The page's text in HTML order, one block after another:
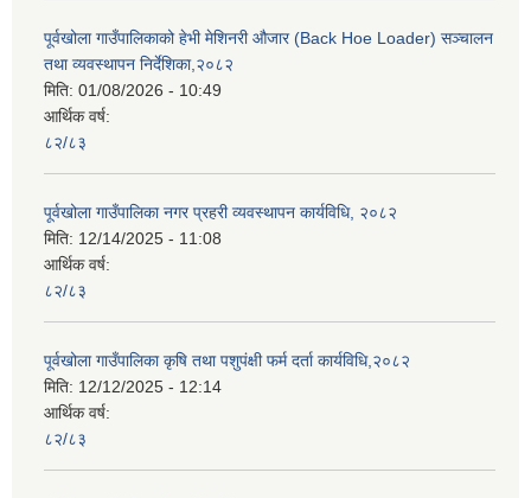
पूर्वखोला गाउँपालिकाको हेभी मेशिनरी औजार (Back Hoe Loader) सञ्चालन
तथा व्यवस्थापन निर्देशिका,२०८२
मिति: 01/08/2026 - 10:49
आर्थिक वर्ष:
८२/८३
पूर्वखोला गाउँपालिका नगर प्रहरी व्यवस्थापन कार्यविधि, २०८२
मिति: 12/14/2025 - 11:08
आर्थिक वर्ष:
८२/८३
पूर्वखोला गाउँपालिका कृषि तथा पशुपंक्षी फर्म दर्ता कार्यविधि,२०८२
मिति: 12/12/2025 - 12:14
आर्थिक वर्ष:
८२/८३